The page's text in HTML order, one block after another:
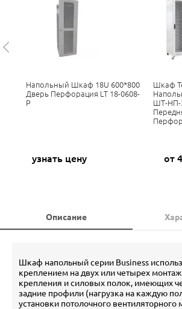
Напольный Шкаф 18U 600*800
Дверь Перфорация LT 18-0608-
P
узнать цену
Шкаф
ШТ-НП-
от
Описание
Шкаф напольный серии Business
креплением на двух или четырех
крепления и силовых полок, имеющих
задние профили (нагрузка на каждую
установки потолочного вентиляторного